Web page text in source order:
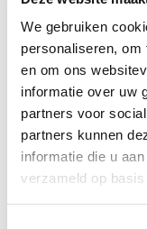
We gebruiken
personaliseren,
en om ons
informatie over uw
partners voor
partners kunnen
informatie die u
verzameld op
Sec en zijn elk
vorm van het
door middel van
Q-Sec maakt
ontvangen en
De Security
uitgerust met